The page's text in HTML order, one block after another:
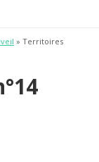
» Territoires